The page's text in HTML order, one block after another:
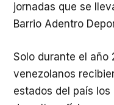
jornadas que se
Barrio Adentro
Solo durante el año
venezolanos
estados del país